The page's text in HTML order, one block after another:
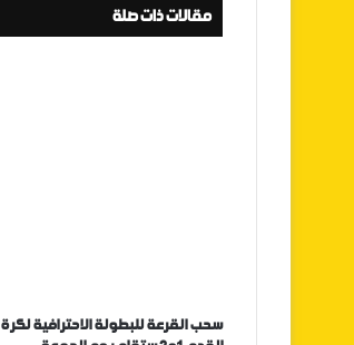
مقالات ذات صلة
سحب القرعة للبطولة الاحترافية لكرة